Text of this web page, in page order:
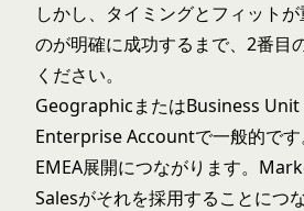
しかし、タイミングとフィット
のが明確に成功するまで、2番目
ください。
GeographicまたはBusiness Unit
Enterprise Accountで一般的です
EMEA展開につながります。
Salesがそれを採用することにつ